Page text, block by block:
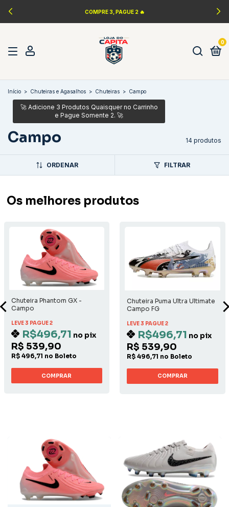
COMPRE 3, PAGUE 2 🔥
0
Início > Chuteiras e Agasalhos > Chuteiras > Campo
Campo 14 produtos
ORDENAR FILTRAR
Os melhores produtos
Chuteira Phantom GX -
Campo
LEVE 3 PAGUE 2
R$496,71 no pix
R$ 539,90
R$ 496,71 no Boleto
COMPRAR
Chuteira Puma Ultra Ultimate
Campo FG
LEVE 3 PAGUE 2
R$496,71 no pix
R$ 539,90
R$ 496,71 no Boleto
COMPRAR